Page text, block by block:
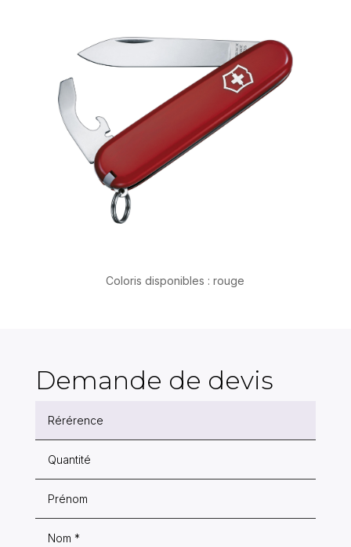
Coloris disponibles : rouge
Demande de devis